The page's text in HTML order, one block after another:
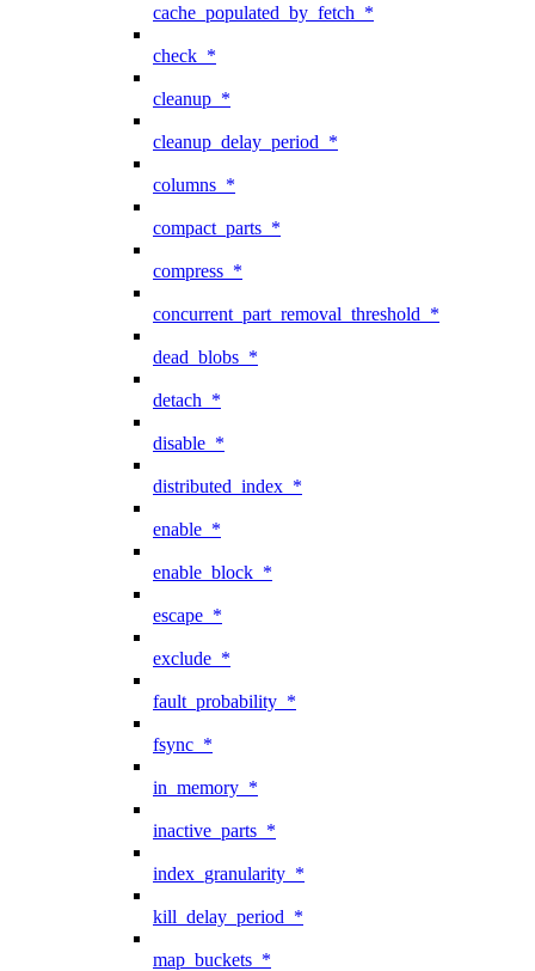
cache_populated_by_fetch_*
check_*
cleanup_*
cleanup_delay_period_*
columns_*
compact_parts_*
compress_*
concurrent_part_removal_threshold_*
dead_blobs_*
detach_*
disable_*
distributed_index_*
enable_*
enable_block_*
escape_*
exclude_*
fault_probability_*
fsync_*
in_memory_*
inactive_parts_*
index_granularity_*
kill_delay_period_*
map_buckets_*